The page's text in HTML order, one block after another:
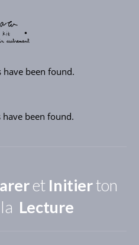
been found.
been found.
et Initierton
Lecture